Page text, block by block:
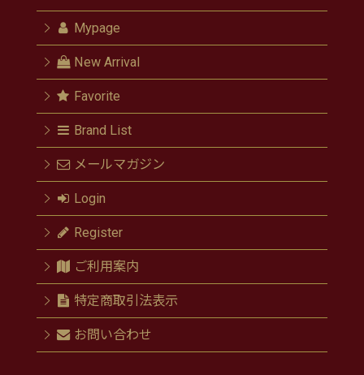
Mypage
New Arrival
Favorite
Brand List
メールマガジン
Login
Register
ご利用案内
特定商取引法表示
お問い合わせ